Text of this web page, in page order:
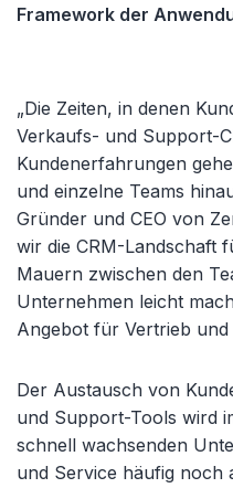
Framework der
„Die Zeiten, in denen
Verkaufs- und Support-
Kundenerfahrungen
und einzelne Teams
Gründer und CEO von
wir die CRM-Landschaft
Mauern zwischen den
Unternehmen leicht
Angebot für Vertrieb
Der Austausch von
und Support-Tools wird
schnell wachsenden
und Service häufig noch